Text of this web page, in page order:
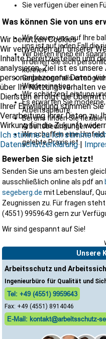
Sie verfügen über einen
Was können Sie von uns
Wir freuen uns auf Ihre
uns ist auf jeden Fall die
Wir bieten Ihnen ein
in denen Sie sich
können.
Gegebenenfalls
Wiedereinstieg.
Wir schätzen Leistung
Es erwarten Sie
Arbeitsabläufe.
Bei uns finden Sie
Arbeitsbedingungen vor.
Wir schaffen eine
gelebte Praxis ist.
Bewerben Sie sich jetzt!
Senden Sie uns am besten
ausschließlich online als pdf an
segeberg.de mit Lebenslauf,
Zeugnissen zu. Für fragen
(4551) 9959643 gern zur
Wir sind gespannt auf Sie!
Unsere
Arbeitsschutz und
Ingenieurbüro für Qualität und
Tel: +49 (4551) 9959643
Fax: +49 (4551) 8914046
E-Mail: kontakt@arbeitsschutz-
Wir benutzen Cookies
Wir verwenden auf unserer
Inhalte bereitzustellen und
analysieren. Ziel ist es
personenbezogene Daten
über Ihr Nutzungsverhalten
Diensten erfolgt die
Ihrer Einwilligung stimmen
Verarbeitung Ihrer Daten zu.
Wirkung für die Zukunft
Ich stimme zu Ich stimme
Datenschutzerklärung|